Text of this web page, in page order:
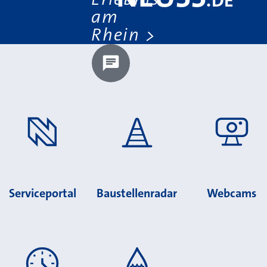
am
Rhein
Chatbot laden?
Serviceportal Baustellenradar Webcams